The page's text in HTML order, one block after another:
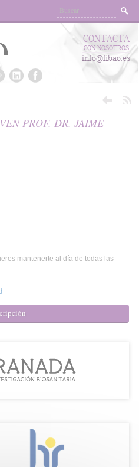
CONTACTA
CON NOSOTROS
info@fibao.es
PROF. DR. JAIME
mantenerte al día de todas las